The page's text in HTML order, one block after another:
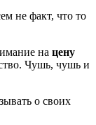
не факт, что то
на цену
Чушь, чушь и
о своих